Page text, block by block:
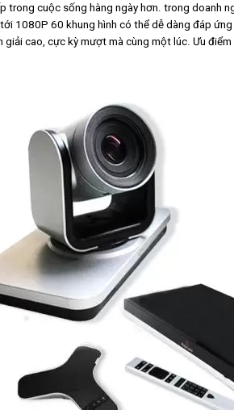
cuộc sống hàng ngày hơn. trong doanh
1080P 60 khung hình có thể dễ dàng đáp
cao, cực kỳ mượt mà cùng một lúc. Ưu